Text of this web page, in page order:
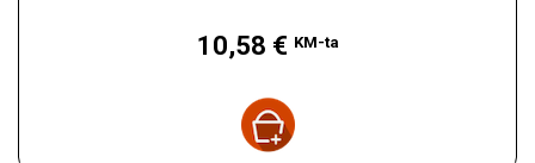
10,58 € KM-ta